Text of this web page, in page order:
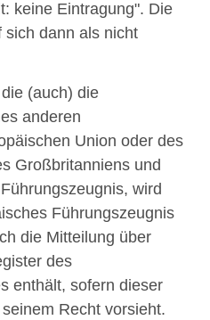
keine Eintragung". Die
sich dann als nicht
(auch) die
anderen
Union oder des
Großbritanniens und
wird
Führungszeugnis
die Mitteilung über
des
enthält, sofern dieser
Recht vorsieht.